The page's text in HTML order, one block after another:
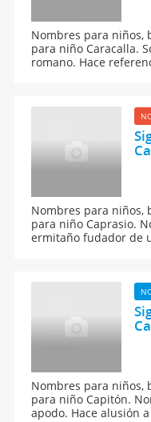
Nombres para niños,
para niño Caracalla.
romano. Hace
Nombres para niños,
para niño Caprasio.
ermitaño fudador de
Nombres para niños,
para niño Capitón.
apodo. Hace alusión